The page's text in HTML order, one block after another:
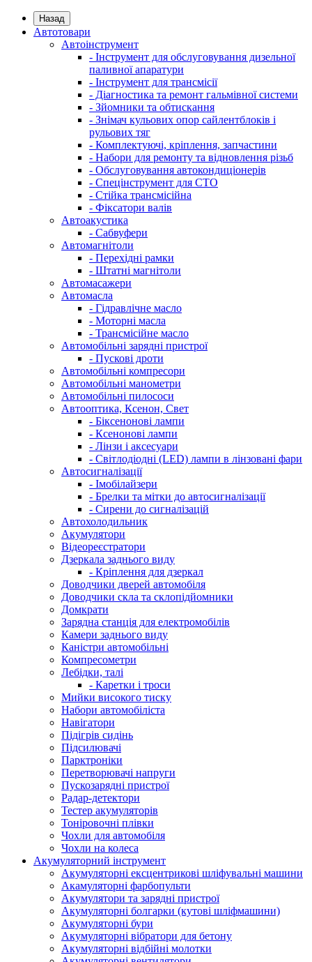
Назад
Автотовари
Автоінструмент
- Інструмент для обслуговування дизельної
паливної апаратури
- Інструмент для трансмісії
- Діагностика та ремонт гальмівної системи
- Зйомники та обтискання
- Знімач кульових опор сайлентблоків і
рульових тяг
- Комплектуючі, кріплення, запчастини
- Набори для ремонту та відновлення різьб
- Обслуговування автокондиціонерів
- Спецінструмент для СТО
- Стійка трансмісійна
- Фіксатори валів
Автоакустика
- Сабвуфери
Автомагнітоли
- Перехідні рамки
- Штатні магнітоли
Автомасажери
Автомасла
- Гідравлічне масло
- Моторні масла
- Трансмісійне масло
Автомобільні зарядні пристрої
- Пускові дроти
Автомобільні компресори
Автомобільні манометри
Автомобільні пилососи
Автооптика, Ксенон, Свет
- Біксенонові лампи
- Ксенонові лампи
- Лінзи і аксесуари
- Світлодіодні (LED) лампи в лінзовані фари
Автосигналізації
- Імобілайзери
- Брелки та мітки до автосигналізації
- Сирени до сигналізацій
Автохолодильник
Акумулятори
Відеореєстратори
Дзеркала заднього виду
- Кріплення для дзеркал
Доводчики дверей автомобіля
Доводчики скла та склопідйомники
Домкрати
Зарядна станція для електромобілів
Камери заднього виду
Каністри автомобільні
Компресометри
Лебідки, талі
- Каретки і троси
Мийки високого тиску
Набори автомобіліста
Навігатори
Підігрів сидінь
Підсилювачі
Парктроніки
Перетворювачі напруги
Пускозарядні пристрої
Радар-детектори
Тестер акумуляторів
Тоніровочні плівки
Чохли для автомобіля
Чохли на колеса
Акумуляторний інструмент
Акумуляторні ексцентрикові шліфувальні машини
Акамуляторні фарбопульти
Акумулятори та зарядні пристрої
Акумуляторні болгарки (кутові шліфмашини)
Акумуляторні бури
Акумуляторні вібратори для бетону
Акумуляторні відбійні молотки